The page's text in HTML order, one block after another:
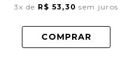
3x de R$ 53,30 sem juros
COMPRAR